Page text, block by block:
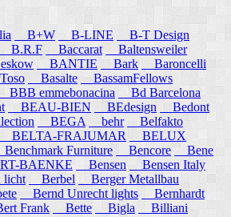
B+W B-LINE
B-T Design
B.R.F Baccarat
Baltensweiler
BANTIE Bark
Baroncelli
Basalte
BassamFellows
BBB emmebonacina
Bd Barcelona
BEAU-BIEN BEdesign
Bedont
BEGA behr
Belfakto
BELTA-FRAJUMAR
BELUX
Furniture Bencore
Bene
BAENKE
Bensen
Bensen Italy
licht
Berbel
Berger Metallbau
Bernd Unrecht lights
Bernhardt
Frank Bette Bigla
Billiani